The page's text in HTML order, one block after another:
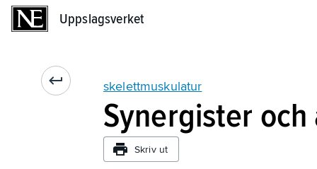
Uppslagsverket
skelettmuskulatur
Synergister
Skriv ut